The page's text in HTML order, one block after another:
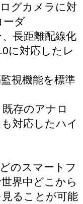
グカメラに対
ーダ
長距離配線化
に対応したレ
視機能を標準
存のアナロ
対応したハイ
のスマートフ
界中どこから
ることが可能